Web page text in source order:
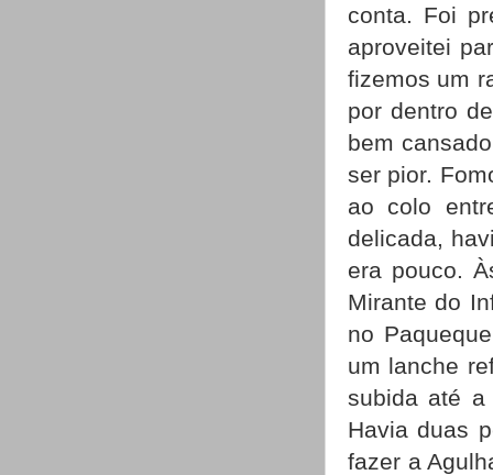
conta. Foi
aproveitei
fizemos um
por dentro
bem
ser pior.
ao colo
delicada,
era pouco.
Mirante do
no
um lanche
subida até a
Havia duas
fazer a